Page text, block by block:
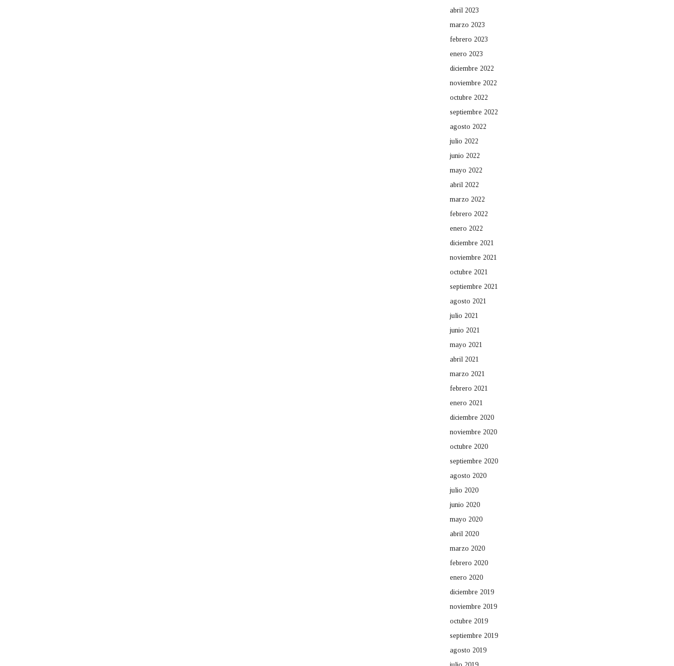
abril 2023
marzo 2023
febrero 2023
enero 2023
diciembre 2022
noviembre 2022
octubre 2022
septiembre 2022
agosto 2022
julio 2022
junio 2022
mayo 2022
abril 2022
marzo 2022
febrero 2022
enero 2022
diciembre 2021
noviembre 2021
octubre 2021
septiembre 2021
agosto 2021
julio 2021
junio 2021
mayo 2021
abril 2021
marzo 2021
febrero 2021
enero 2021
diciembre 2020
noviembre 2020
octubre 2020
septiembre 2020
agosto 2020
julio 2020
junio 2020
mayo 2020
abril 2020
marzo 2020
febrero 2020
enero 2020
diciembre 2019
noviembre 2019
octubre 2019
septiembre 2019
agosto 2019